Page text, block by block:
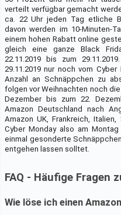
verteilt verfügbar gemacht
ca. 22 Uhr jeden Tag etliche
davon werden im 10-Minuten-
einem hohen Rabatt online
gleich eine ganze Black
22.11.2019 bis zum
29.11.2019 nur noch vom
Anzahl an Schnäppchen zu
folgen vor Weihnachten noch
Dezember bis zum 22.
Amazon Deutschland nach
Amazon UK, Frankreich,
Cyber Monday also am
einmal gesonderte
entgehen lassen solltet.
FAQ - Häufige Fragen
Wie löse ich einen